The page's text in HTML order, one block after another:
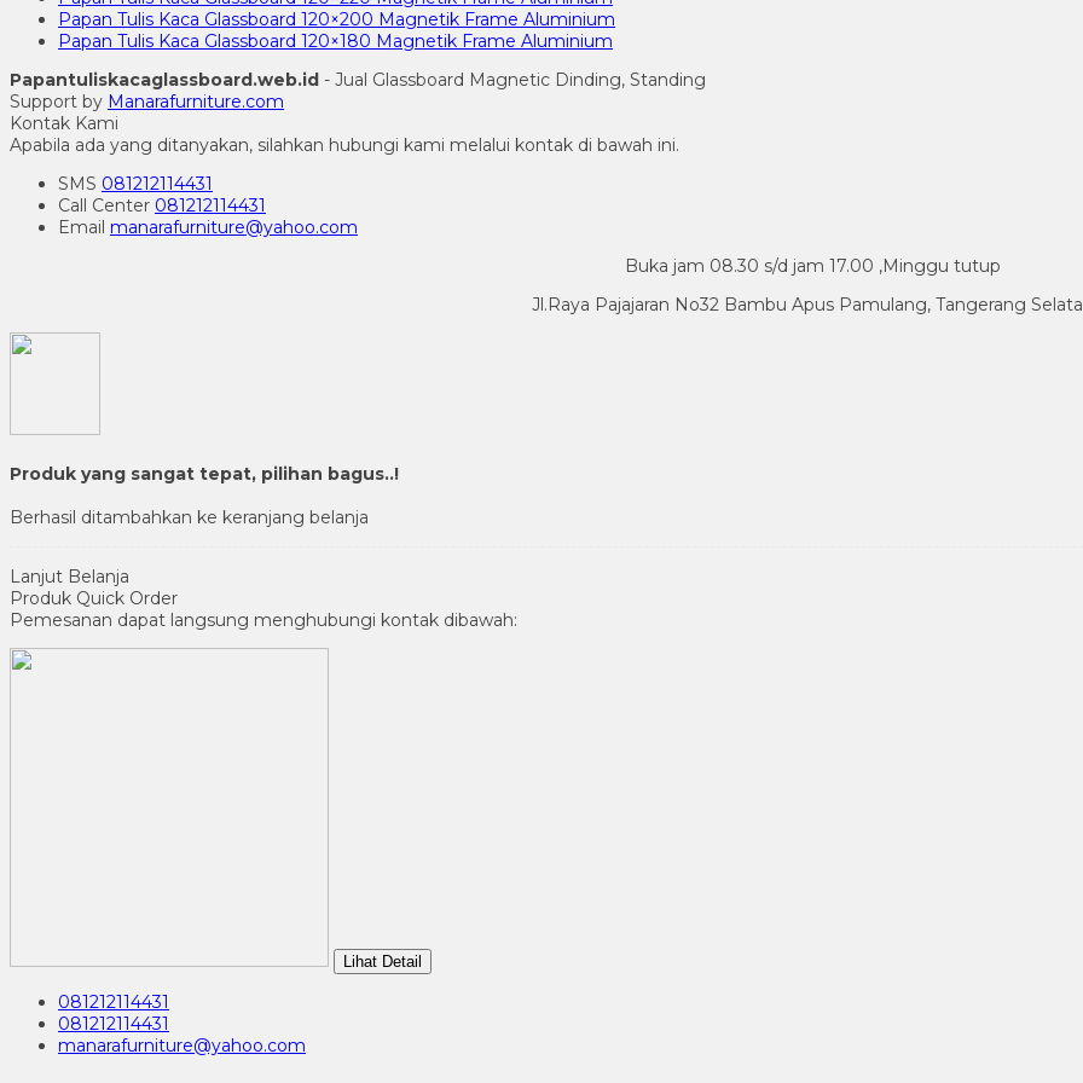
Papan Tulis Kaca Glassboard 120×200 Magnetik Frame Aluminium
Papan Tulis Kaca Glassboard 120×180 Magnetik Frame Aluminium
Papantuliskacaglassboard.web.id - Jual Glassboard Magnetic Dinding, Standing
Support by Manarafurniture.com
Kontak Kami
Apabila ada yang ditanyakan, silahkan hubungi kami melalui kontak di bawah ini.
SMS 081212114431
Call Center 081212114431
Email manarafurniture@yahoo.com
Buka jam 08.30 s/d jam 17.00 ,Minggu tutup
Jl.Raya Pajajaran No32 Bambu Apus Pamulang, Tangerang
Produk yang sangat tepat, pilihan bagus..!
Berhasil ditambahkan ke keranjang belanja
Lanjut Belanja
Produk Quick Order
Pemesanan dapat langsung menghubungi kontak dibawah:
Lihat Detail
081212114431
081212114431
manarafurniture@yahoo.com